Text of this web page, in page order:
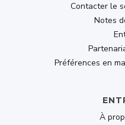
$299$
Contacter le
Notes
Préférences en
À